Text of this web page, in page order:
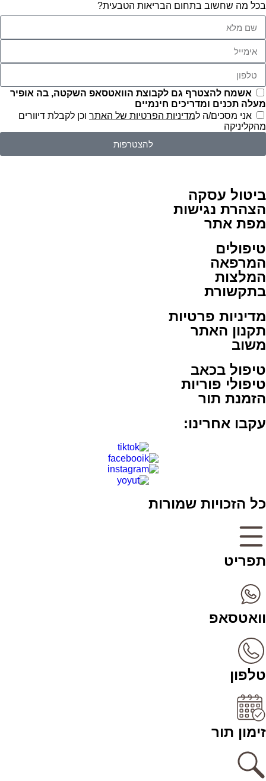
בכל מה שחשוב בתחום הבריאות הטבעית?
אשמח להצטרף גם לקבוצת הוואטסאפ השקטה, בה אופיר
מעלה תכנים ומדריכים חינמיים
אני מסכים/ה למדיניות הפרטיות של האתר וכן לקבלת דיוורים
מהקליניקה
להצטרפות
ביטול עסקה
הצהרת נגישות
מפת אתר
טיפולים
המרפאה
המלצות
בתקשורת
מדיניות פרטיות
תקנון האתר
משוב
טיפול בכאב
טיפולי פוריות
הזמנת תור
עקבו אחרינו:
כל הזכויות שמורות
תפריט
וואטסאפ
טלפון
זימון תור